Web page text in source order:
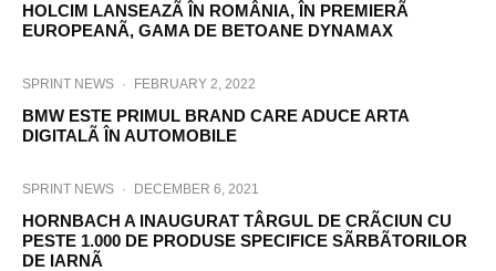
HOLCIM LANSEAZÃ ÎN ROMÂNIA, ÎN PREMIERÃ
EUROPEANÃ, GAMA DE BETOANE DYNAMAX
SPRINT NEWS · FEBRUARY 2, 2022
BMW ESTE PRIMUL BRAND CARE ADUCE ARTA
DIGITALÃ ÎN AUTOMOBILE
SPRINT NEWS · DECEMBER 6, 2021
HORNBACH A INAUGURAT TÂRGUL DE CRÃCIUN CU
PESTE 1.000 DE PRODUSE SPECIFICE SÃRBÃTORILOR
DE IARNÃ